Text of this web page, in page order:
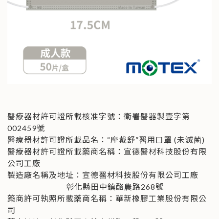
醫療器材許可證所載核准字號：衛署醫器製壹字第
002459號
醫療器材許可證所載品名：“摩戴舒”醫用口罩 (未滅菌)
醫療器材許可證所載藥商名稱：宣德醫材科技股份有限
公司工廠
製造廠名稱及地址：宣德醫材科技股份有限公司工廠
彰化縣田中鎮酪農路268號
藥商許可執照所載藥商名稱：華新橡膠工業股份有限公
司